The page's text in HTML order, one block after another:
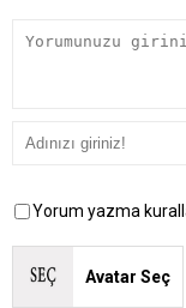
Yorum yazma
Avatar Seç